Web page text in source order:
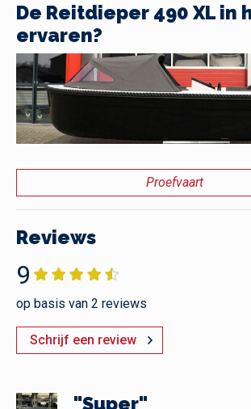
De Reitdieper 490 XL in
ervaren?
Proefvaart
Reviews
9
op basis van 2 reviews
Schrijf een review
"Super"